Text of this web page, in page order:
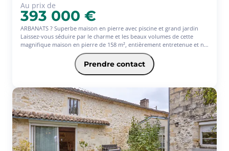
Au prix de
393 000 €
ARBANATS ? Superbe maison en pierre avec piscine et grand jardin
Laissez-vous séduire par le charme et les beaux volumes de cette
magnifique maison en pierre de 158 m², entièrement entretenue et ne
nécessitant aucun travaux.
Elle offre une cuisine aménagée, un vaste salon-séjour lumineux, 4
chambres confortables, une salle d'eau moderne ainsi qu'une
climatisation réversible pour un confort optimal en toute saison.
superficie, idéal pour les moments en famille ou entre amis,
agrémenté d'une piscine. Un garage et un atelier complètent ce bien
aux prestations de qualité. Une maison alliant authenticité, confort et
fonctionnalité, située dans un environnement recherché sur la
commune d'Arbanats.
À découvrir sans tarder ! (4.80 % d'honoraires TTC à la charge de
l'acquéreur.)
Prendre contact